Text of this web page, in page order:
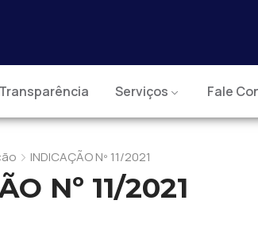
Transparência Serviços Fale
INDICAÇÃO Nº 11/2021
Nº 11/2021